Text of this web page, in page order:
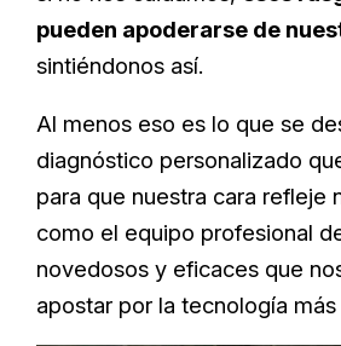
pueden apoderarse de
sintiéndonos así.
Al menos eso es lo que se
diagnóstico personalizado
para que nuestra cara refleje
como el equipo profesional
novedosos y eficaces que
apostar por la tecnología más